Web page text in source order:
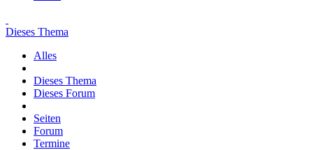
Dieses Thema
Alles
Dieses Thema
Dieses Forum
Seiten
Forum
Termine